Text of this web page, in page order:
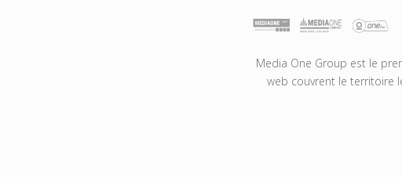
Media One Group est le
web couvrent le territoire